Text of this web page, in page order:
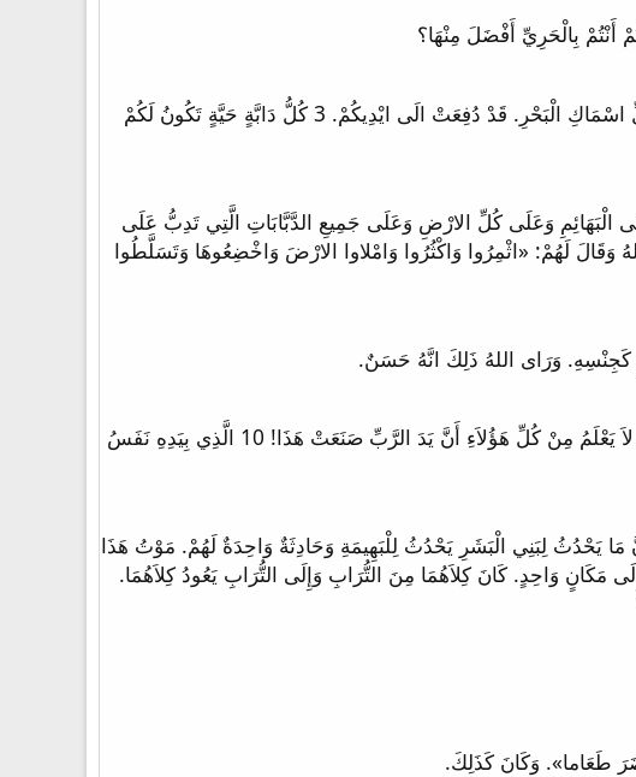
2 وَلْتَكُنْ خَشْيَتُكُمْ وَرَهْبَتُكُمْ عَلَى كُلِّ حَيَوَانَاتِ الارْضِ وَكُلِّ طُيُورِ السَّمَاءِ مَعَ كُلِّ مَا يَدِبُّ عَلَى الارْضِ وَكُلِّ اسْمَاكِ الْبَحْرِ. قَدْ دُفِعَتْ الَى ايْدِيكُمْ. 3 كُلُّ دَابَّةٍ حَيَّةٍ تَكُونُ لَكُمْ
الْبَهَائِمِ وَعَلَى كُلِّ الارْضِ وَعَلَى جَمِيعِ الدَّبَّابَاتِ الَّتِي تَدِبُّ عَلَى
عَلَى صُورَتِهِ. عَلَى صُورَةِ اللهِ خَلَقَهُ. ذَكَرا وَانْثَى خَلَقَهُمْ. 28 وَبَارَكَهُمُ اللهُ وَقَالَ لَهُمْ: «اثْمِرُوا وَاكْثُرُوا وَامْلاوا الارْضَ وَاخْضِعُوهَا وَتَسَلَّطُوا
7 [فَاسْأَلِ الْبَهَائِمَ فَتُعَلِّمَكَ وَطُيُورَ السَّمَاءِ فَتُخْبِرَكَ. 8 أَوْ كَلِّمِ الأَرْضَ فَتُعَلِّمَكَ وَيُحَدِّثَكَ سَمَكُ الْبَحْرِ. 9 مَنْ لاَ يَعْلَمُ مِنْ كُلِّ هَؤُلاَءِ أَنَّ يَدَ الرَّبِّ صَنَعَتْ هَذَا! 10 الَّذِي بِيَدِهِ نَفَسُ
فِي قَلْبِي: «مِنْ جِهَةِ أُمُورِ بَنِي الْبَشَرِ إِنَّ اللَّهَ يَمْتَحِنُهُمْ لِيُرِيَهُمْ أَنَّهُ كَمَا الْبَهِيمَةِ هَكَذَا هُمْ». 19 لأَنَّ مَا يَحْدُثُ لِبَنِي الْبَشَرِ يَحْدُثُ لِلْبَهِيمَةِ وَحَادِثَةٌ وَاحِدَةٌ لَهُمْ. مَوْتُ هَذَا
لِلإِنْسَانِ مَزِيَّةٌ عَلَى الْبَهِيمَةِ لأَنَّ كِلَيْهِمَا بَاطِلٌ. 20 يَذْهَبُ كِلاَهُمَا إِلَى مَكَانٍ وَاحِدٍ. كَانَ كِلاَهُمَا مِنَ التُّرَابِ وَإِلَى التُّرَابِ يَعُودُ كِلاَهُمَا.